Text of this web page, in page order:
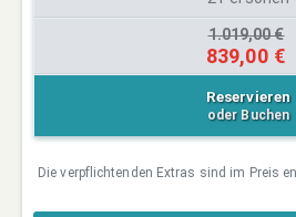
1.019,00 €
839,00 €
Reservieren
oder Buchen
Die verpflichtenden Extras sind im Preis